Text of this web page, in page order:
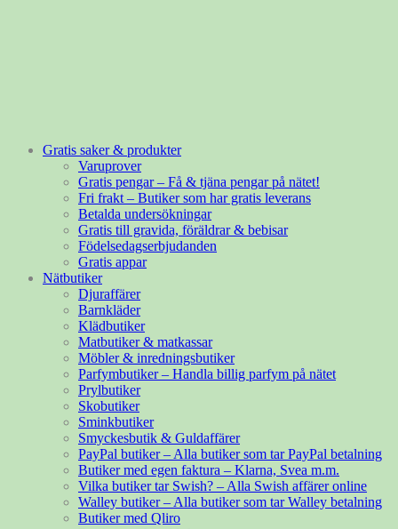
Gratis saker & produkter
Varuprover
Gratis pengar – Få & tjäna pengar på nätet!
Fri frakt – Butiker som har gratis leverans
Betalda undersökningar
Gratis till gravida, föräldrar & bebisar
Födelsedagserbjudanden
Gratis appar
Nätbutiker
Djuraffärer
Barnkläder
Klädbutiker
Matbutiker & matkassar
Möbler & inredningsbutiker
Parfymbutiker – Handla billig parfym på nätet
Prylbutiker
Skobutiker
Sminkbutiker
Smyckesbutik & Guldaffärer
PayPal butiker – Alla butiker som tar PayPal betalning
Butiker med egen faktura – Klarna, Svea m.m.
Vilka butiker tar Swish? – Alla Swish affärer online
Walley butiker – Alla butiker som tar Walley betalning
Butiker med Qliro